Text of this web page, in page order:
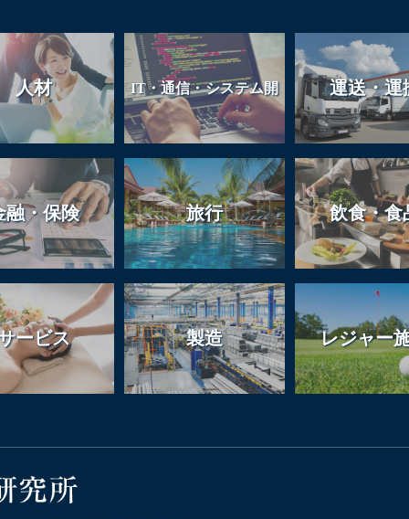
人材 IT・通信・システム開
発
運送・運
融・保険 旅行 飲食・食
ービス 製造 レジャー